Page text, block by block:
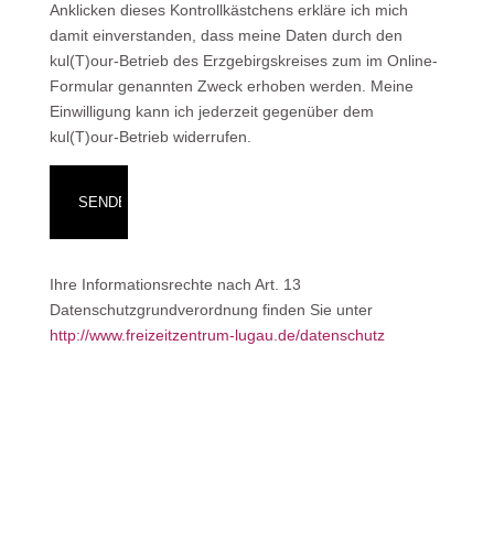
Anklicken dieses Kontrollkästchens erkläre ich mich
damit einverstanden, dass meine Daten durch den
kul(T)our-Betrieb des Erzgebirgskreises zum im Online-
Formular genannten Zweck erhoben werden. Meine
Einwilligung kann ich jederzeit gegenüber dem
kul(T)our-Betrieb widerrufen.
Ihre Informationsrechte nach Art. 13
Datenschutzgrundverordnung finden Sie unter
http://www.freizeitzentrum-lugau.de/datenschutz